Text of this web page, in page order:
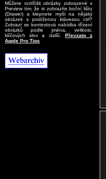
Můžete roztřídit obrázky zobrazené v
Preview tím, že si zobrazíte boční lištu
(Drawer) a klepnete myší na nějaký
obrázek s podrženou klávesou ctrl?
Zobrazí se kontextová nabídka třízení
obrázků podle jména, velikost,
klíčových slov a další. Převzato z
Apple Pro Tips